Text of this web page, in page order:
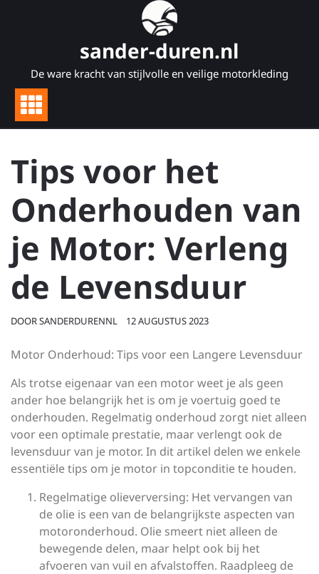
sander-duren.nl
De ware kracht van stijlvolle en veilige motorkleding
Tips voor het
Onderhouden van
je Motor: Verleng
de Levensduur
DOORSANDERDURENNL 12 AUGUSTUS 2023
Motor Onderhoud: Tips voor een Langere Levensduur
Als trotse eigenaar van een motor weet je als geen
ander hoe belangrijk het is om je voertuig goed te
onderhouden. Regelmatig onderhoud zorgt niet alleen
voor een optimale prestatie, maar verlengt ook de
levensduur van je motor. In dit artikel delen we enkele
essentiële tips om je motor in topconditie te houden.
Regelmatige olieverversing: Het vervangen van
de olie is een van de belangrijkste aspecten van
motoronderhoud. Olie smeert niet alleen de
bewegende delen, maar helpt ook bij het
afvoeren van vuil en afvalstoffen. Raadpleeg de